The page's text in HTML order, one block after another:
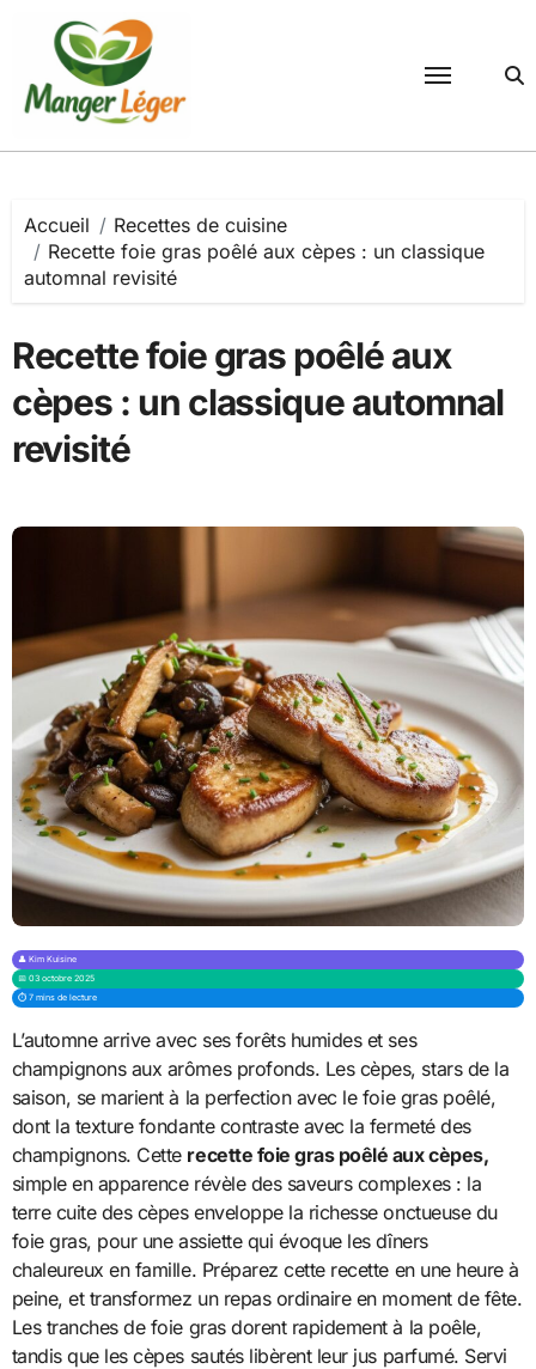
contenu
Accueil
Recettes de cuisine
Recette foie gras poêlé aux cèpes : un classique
automnal revisité
Recette foie gras poêlé aux
cèpes : un classique automnal
revisité
👤 Kim Kuisine
📅 03 octobre 2025
⏱️ 7 mins de lecture
L’automne arrive avec ses forêts humides et ses
champignons aux arômes profonds. Les cèpes, stars de la
saison, se marient à la perfection avec le foie gras poêlé,
dont la texture fondante contraste avec la fermeté des
champignons. Cette recette foie gras poêlé aux cèpes,
simple en apparence révèle des saveurs complexes : la
terre cuite des cèpes enveloppe la richesse onctueuse du
foie gras, pour une assiette qui évoque les dîners
chaleureux en famille. Préparez cette recette en une heure à
peine, et transformez un repas ordinaire en moment de fête.
Les tranches de foie gras dorent rapidement à la poêle,
tandis que les cèpes sautés libèrent leur jus parfumé. Servi